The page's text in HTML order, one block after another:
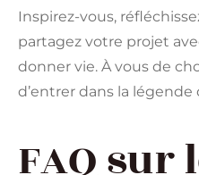
Inspirez-vous,
partagez votre projet
donner vie. À vous de
d’entrer dans la
FAQ sur